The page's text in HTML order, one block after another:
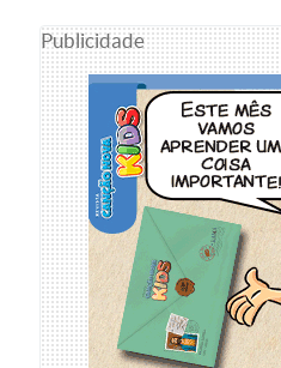
Publicidade